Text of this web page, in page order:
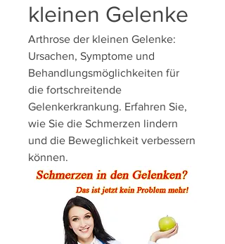
kleinen Gelenke
Arthrose der kleinen Gelenke:
Ursachen, Symptome und
Behandlungsmöglichkeiten für
die fortschreitende
Gelenkerkrankung. Erfahren Sie,
wie Sie die Schmerzen lindern
und die Beweglichkeit verbessern
können.